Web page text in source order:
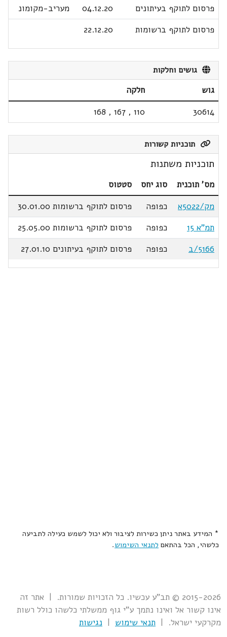
פרסום לתוקף בעיתונים
04.12.20
מעריב-מקומונ
פרסום לתוקף ברשומות
22.12.20
גושים וחלקות
גוש
חלקה
30614
110
,
167
,
168
תוכניות קשורות
תוכניות משתנות
מס' תוכנית סוג יחס
סטטוס
מק/5022א
כפופה
פרסום לתוקף ברשומות 30.01.00
תמ"א 15
כפופה
פרסום לתוקף ברשומות 25.05.00
5166/ב
כפופה פרסום לתוקף בעיתונים 27.01.10
* המידע באתר ניתן כשירות לציבור ולא יכול לשמש כעילה לתביעה
כלשהי, הכל בהתאם לתנאי השימוש.
2015-2026 © תב"ע עכשיו. כל הזכויות שמורות. | אתר זה
אינו קשור אל ואינו נתמך ע"י גוף ממשלתי כלשהו כולל רשות
מקרקעי ישראל. | תנאי שימוש | נגישות